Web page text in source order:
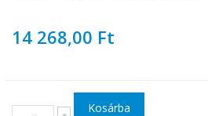
14 268,00 Ft
Kosárba